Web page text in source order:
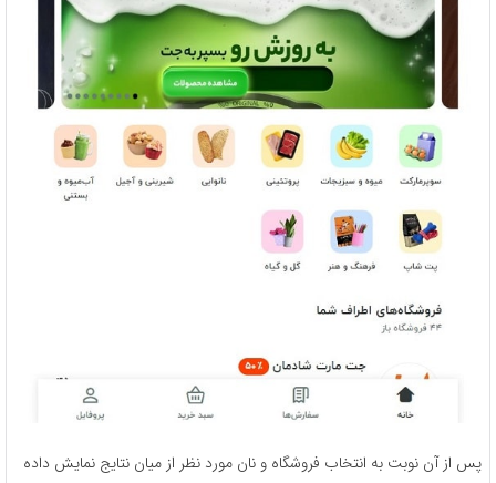
پس از آن نوبت به انتخاب فروشگاه و نان مورد نظر از میان نتایج نمایش ‌داده